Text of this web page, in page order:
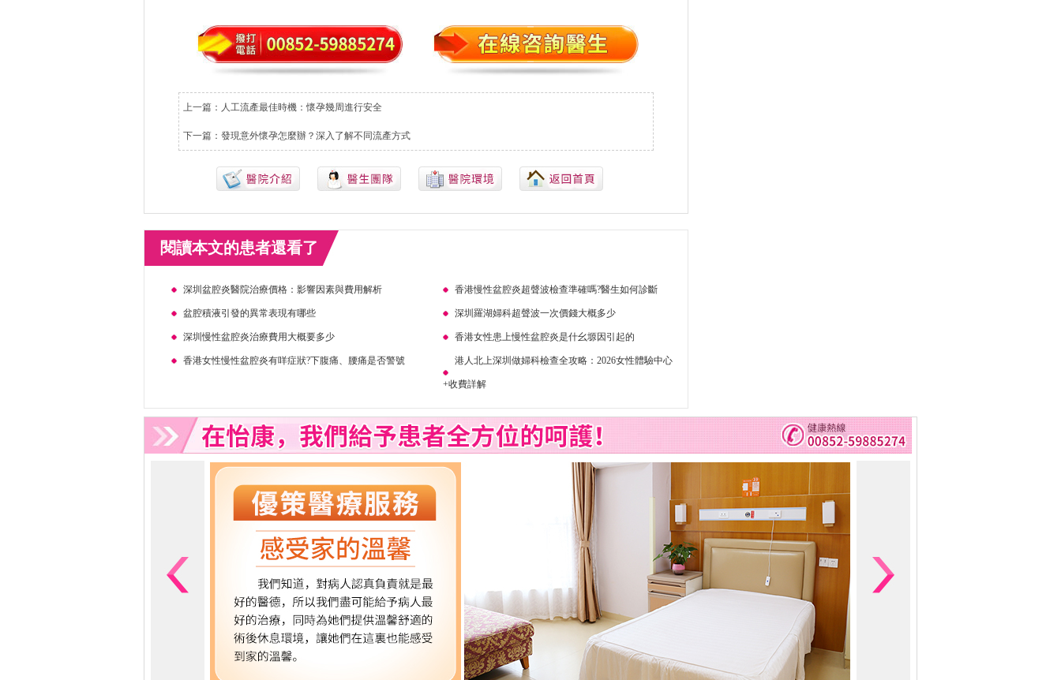
上一篇： 人工流產最佳時機：懷孕幾周進行安全
下一篇： 發現意外懷孕怎麼辦？深入了解不同流產方式
閱讀本文的患者還看了
深圳盆腔炎醫院治療價格：影響因素與費用解析 香港慢性盆腔炎超聲波檢查準確嗎?醫生如何診斷
盆腔積液引發的異常表現有哪些 深圳羅湖婦科超聲波一次價錢大概多少
深圳慢性盆腔炎治療費用大概要多少 香港女性患上慢性盆腔炎是什幺塬因引起的
香港女性慢性盆腔炎有咩症狀?下腹痛、腰痛是否警號 港人北上深圳做婦科檢查全攻略：2026女性體驗中心
+收費詳解